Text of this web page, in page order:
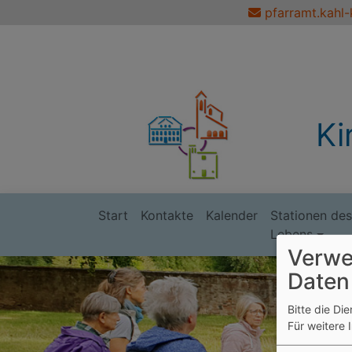
pfarramt.kahl-
Hauptnavigation
Start Kontakte Kalender
Stationen des
Lebens
Bitte die
Für weitere